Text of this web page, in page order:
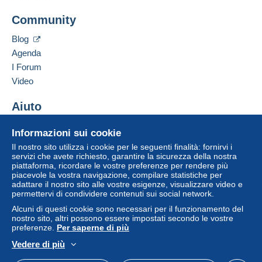
Pagamento con:
Lettera (formato normale/piccolo)
2,50 €
Lettera tracciata (lettera normale/piccola)
4,00 €
Lettera raccomandata (formato normale/piccolo)
e assicurata (con tracciamento)
essere un utente registrato ed
effettuare il login.
Login
Registr
ati
13 CHEMIN DE TORREILLES
66510
Aggiungere questo venditore ai preferiti
Informazioni sui cookie
Il nostro sito utilizza i cookie per le seguenti finalità: fornirvi i
servizi che avete richiesto, garantire la sicurezza della nostra
piattaforma, ricordare le vostre preferenze per rendere più
piacevole la vostra navigazione, compilare statistiche per
adattare il nostro sito alle vostre esigenze, visualizzare video e
permettervi di condividere contenuti sui social network.
Alcuni di questi cookie sono necessari per il funzionamento del
nostro sito, altri possono essere impostati secondo le vostre
preferenze. Per saperne di più
Vedere di più
Community
Blog
Agenda
I Forum
Video
Aiuto
Acquistare su Delcampe
Vendere su Delcampe
Un sito sicuro